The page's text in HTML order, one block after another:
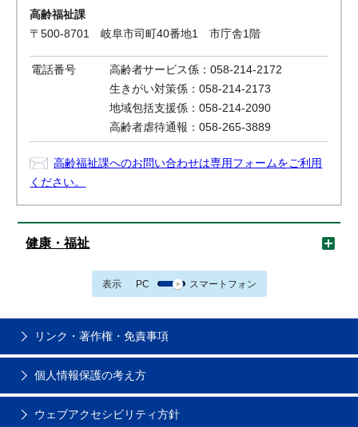
高齢福祉課
〒500-8701 岐阜市司町40番地1 市庁舎1階
電話番号
高齢者サービス係：058-214-2172
生きがい対策係：058-214-2173
地域包括支援係：058-214-2090
高齢者虐待通報：058-265-3889
高齢福祉課へのお問い合わせは専用フォームをご利用
ください。
健康・福祉
表示 PC スマートフォン
リンク・著作権・免責事項
個人情報保護の考え方
ウェブアクセシビリティ方針